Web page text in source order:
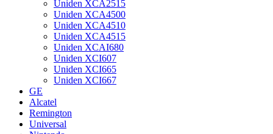
Uniden XCA2515
Uniden XCA4500
Uniden XCA4510
Uniden XCA4515
Uniden XCAI680
Uniden XCI607
Uniden XCI665
Uniden XCI667
GE
Alcatel
Remington
Universal